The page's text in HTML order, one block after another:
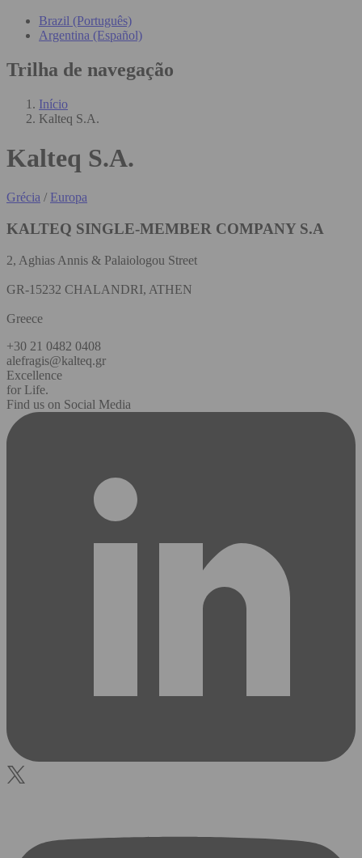
Brazil (Português)
Argentina (Español)
Trilha de navegação
Início
Kalteq S.A.
Kalteq S.A.
Grécia / Europa
KALTEQ SINGLE-MEMBER COMPANY S.A
2, Aghias Annis & Palaiologou Street
GR-15232 CHALANDRI, ATHEN
Greece
+30 21 0482 0408
alefragis@kalteq.gr
Excellence
for Life.
Find us on Social Media